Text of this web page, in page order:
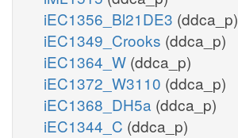
iEC1356_Bl21DE3 (ddca_p)
iEC1349_Crooks (ddca_p)
iEC1364_W (ddca_p)
iEC1372_W3110 (ddca_p)
iEC1368_DH5a (ddca_p)
iEC1344_C (ddca_p)